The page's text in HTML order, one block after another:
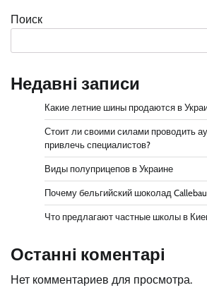
записей
Поиск
Недавні записи
Какие летние шины продаются в
Стоит ли своими силами проводить
привлечь специалистов?
Виды полуприцепов в Украине
Почему бельгийский шоколад
Что предлагают частные школы в
Останні коментарі
Нет комментариев для просмотра.